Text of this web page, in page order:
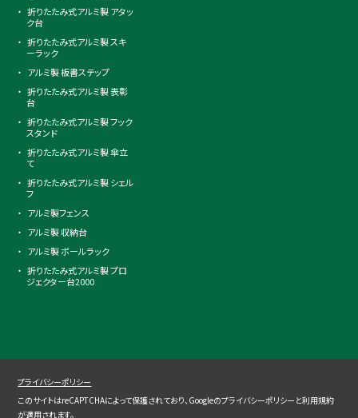
折りたたみ式アルミ製 アタッ
ク台
折りたたみ式アルミ製 スキ
ーラック
アルミ製 板書ステップ
折りたたみ式アルミ製 表彰
台
折りたたみ式アルミ製 フック
スタンド
折りたたみ式アルミ製 傘立
て
折りたたみ式アルミ製 シェル
フ
アルミ製フェンス
アルミ製 収納台
アルミ製 ボールラック
折りたたみ式アルミ製 プロ
ジェクター台2000
プライバシーポリシー
このサイトはreCAPTCHAによって保護されており、Googleのプライバシーポリシー と利用規約
が適用されます。